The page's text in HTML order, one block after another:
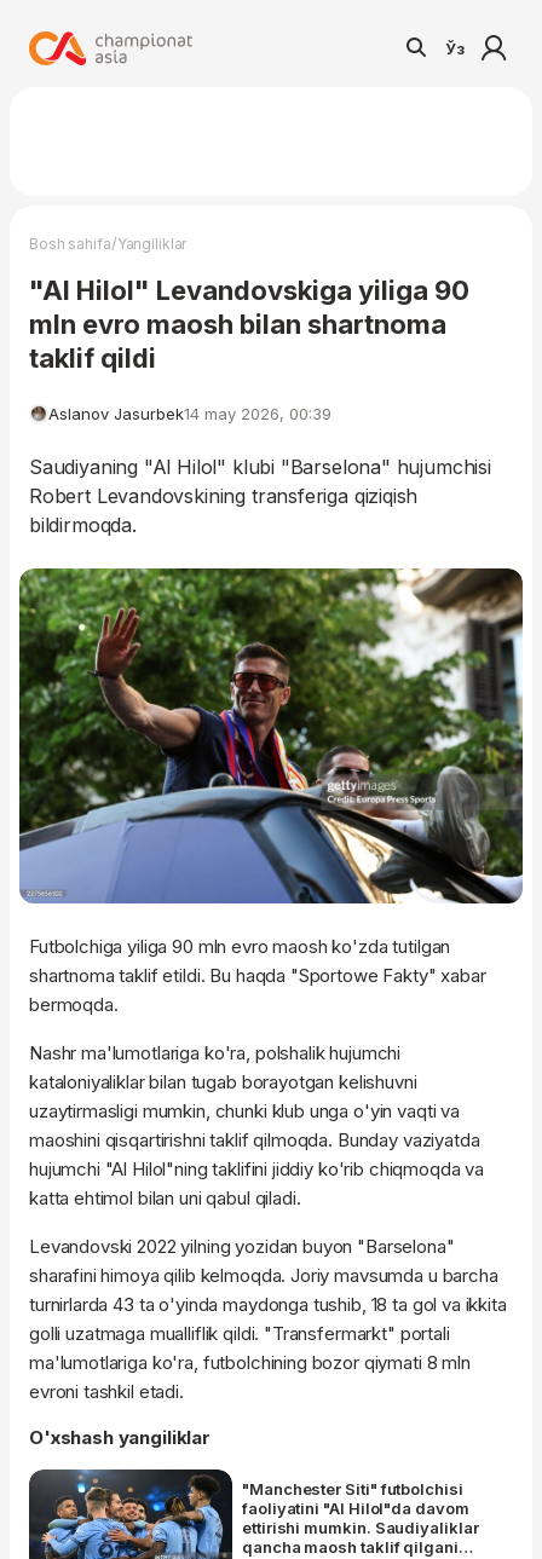
Ўз
Bosh sahifa/Yangiliklar
"Al Hilol" Levandovskiga yiliga 90
mln evro maosh bilan shartnoma
taklif qildi
Aslanov Jasurbek14 may 2026, 00:39
Saudiyaning "Al Hilol" klubi "Barselona" hujumchisi
Robert Levandovskining transferiga qiziqish
bildirmoqda.
Futbolchiga yiliga 90 mln evro maosh ko'zda tutilgan
shartnoma taklif etildi. Bu haqda "Sportowe Fakty" xabar
bermoqda.
Nashr ma'lumotlariga ko'ra, polshalik hujumchi
kataloniyaliklar bilan tugab borayotgan kelishuvni
uzaytirmasligi mumkin, chunki klub unga o'yin vaqti va
maoshini qisqartirishni taklif qilmoqda. Bunday vaziyatda
hujumchi "Al Hilol"ning taklifini jiddiy ko'rib chiqmoqda va
katta ehtimol bilan uni qabul qiladi.
Levandovski 2022 yilning yozidan buyon "Barselona"
sharafini himoya qilib kelmoqda. Joriy mavsumda u barcha
turnirlarda 43 ta o'yinda maydonga tushib, 18 ta gol va ikkita
golli uzatmaga mualliflik qildi. "Transfermarkt" portali
ma'lumotlariga ko'ra, futbolchining bozor qiymati 8 mln
evroni tashkil etadi.
O'xshash yangiliklar
"Manchester Siti" futbolchisi
faoliyatini "Al Hilol"da davom
ettirishi mumkin. Saudiyaliklar
qancha maosh taklif qilgani